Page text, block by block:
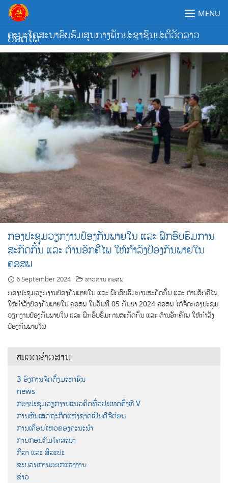
Skip
content
ຄະນະໂຄສະນາອົບຮົມສູນກາງພັກປະຊາຊົນປະຕິວັດລາວ
MENU
ປອດໄພ
ກອງປະຊຸມວຽກງານປ້ອງກັນພາຍໃນ ແລະ ຝຶກອົບຮົມການ
ສະກັດກັ້ນ ແລະ ຕ້ານອັກຄີໄພ ໃຫ້ກຳລັງປ້ອງກັນພາຍໃນ
ຄອສພ
6 September 2024 ຂ່າວສານ ຄອສພ
ກອງປະຊຸມວຽກງານປ້ອງກັນພາຍໃນ ແລະ ຝຶກອົບຮົມການສະກັດກັ້ນ ແລະ ຕ້ານອັກຄີໄພ
ໃຫ້ກຳລັງປ້ອງກັນພາຍໃນ ຄອສພ ໃນວັນທີ 05 ກັນຍາ 2024 ຄອສພ ໄດ້ຈັດກອງປະຊຸມ
ວຽກງານປ້ອງກັນພາຍໃນ ແລະ ຝຶກອົບຮົມການສະກັດກັ້ນ ແລະ ຕ້ານອັກຄີໄພ ໃຫ້ກຳລັງ
ປ້ອງກັນພາຍໃນ
ໝວດຂ່າວສານ
3 ອົງການຈັດຕັ້ງມະຫາຊົນ
news
ກອງປະຊຸມວຽກງານແນວຄິດທົ່ວປະເທດຄັ້ງທີ V
ການຫັນເສດຖະກິດແຫ່ງຊາດເປັນດີຈີຕ໋ອນ
ການເຄື່ອນໄຫວຂອງຄະນະນຳ
ກາບກອນກົມໂຄສະນາ
ກິລາ ແລະ ສິລະປະ
ຂະບວນການອອກແຮງງານ
ຂ່າວ